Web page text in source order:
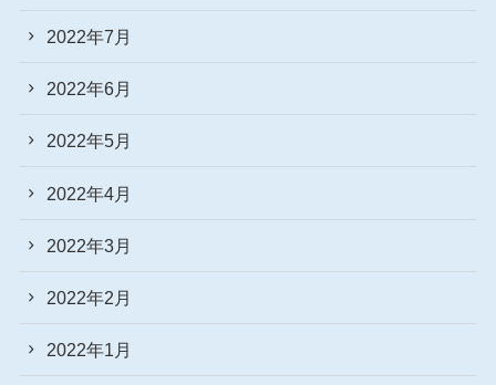
2022年7月
2022年6月
2022年5月
2022年4月
2022年3月
2022年2月
2022年1月